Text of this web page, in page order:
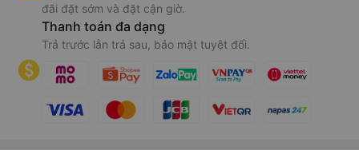
đãi đặt sớm và đặt cận giờ.
Thanh toán đa dạng
Trả trước lẫn trả sau, bảo mật tuyệt đối.